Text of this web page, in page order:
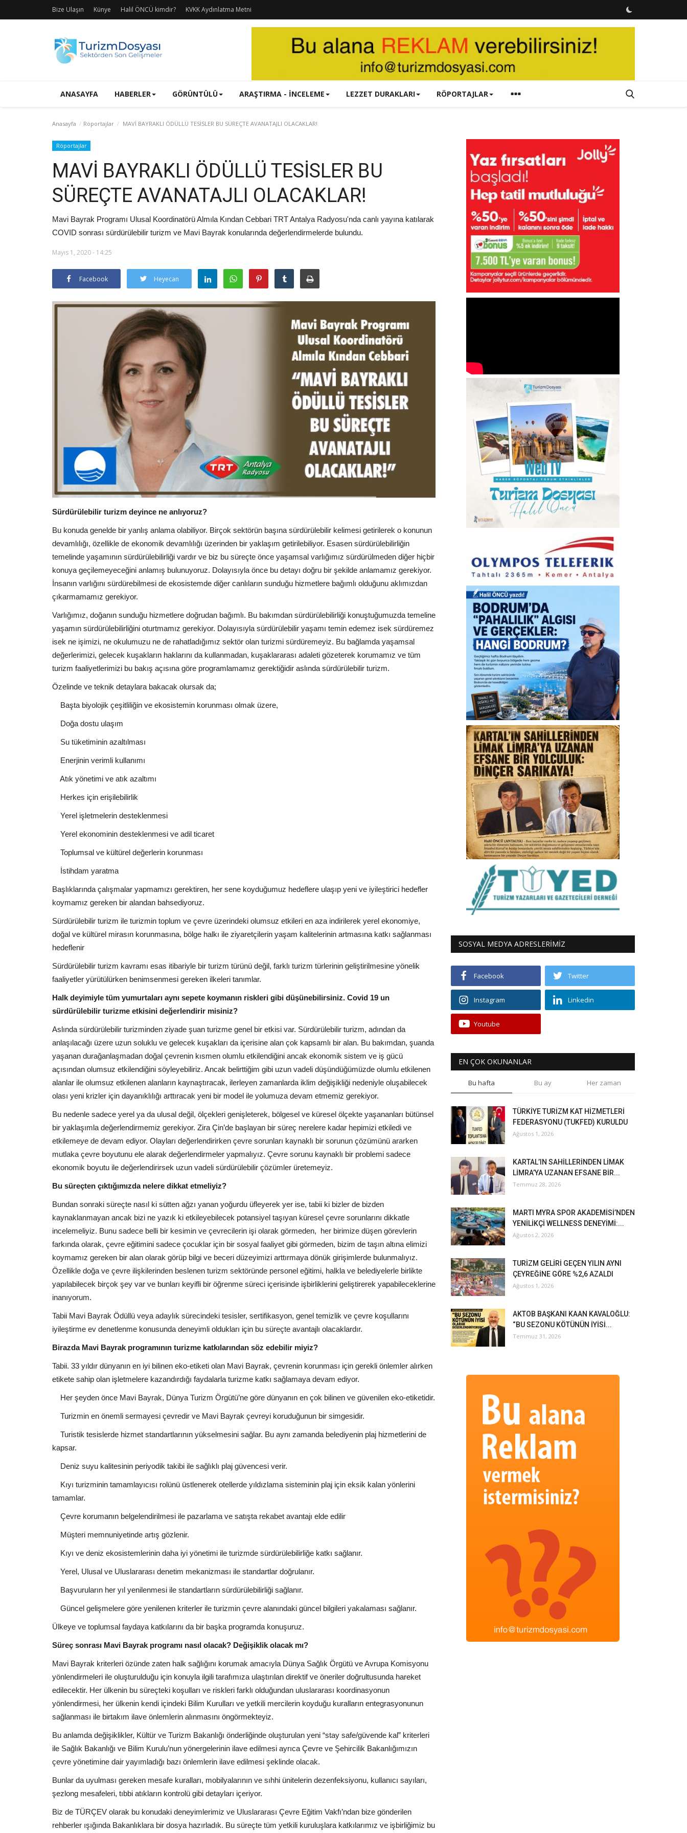
Bize Ulaşın Künye Halil ÖNCÜ kimdir? KVKK Aydınlatma Metni
ANASAYFA HABERLER GÖRÜNTÜLÜ ARAŞTIRMA - İNCELEME LEZZET DURAKLARI RÖPORTAJLAR
Anasayfa Röportajlar MAVİ BAYRAKLI ÖDÜLLÜ TESİSLER BU SÜREÇTE AVANATAJLI OLACAKLAR!
Röportajlar
MAVİ BAYRAKLI ÖDÜLLÜ TESİSLER BU
SÜREÇTE AVANATAJLI OLACAKLAR!
Mavi Bayrak Programı Ulusal Koordinatörü Almıla Kından Cebbari TRT Antalya Radyosu'nda canlı yayına katılarak
COVID sonrası sürdürülebilir turizm ve Mavi Bayrak konularında değerlendirmelerde bulundu.
Mayıs 1, 2020 - 14:25
Facebook Heyecan
Sürdürülebilir turizm deyince ne anlıyoruz?
Bu konuda genelde bir yanlış anlama olabiliyor. Birçok sektörün başına sürdürülebilir kelimesi getirilerek o konunun
devamlılığı, özellikle de ekonomik devamlılığı üzerinden bir yaklaşım getirilebiliyor. Esasen sürdürülebilirliğin
temelinde yaşamının sürdürülebilirliği vardır ve biz bu süreçte önce yaşamsal varlığımız sürdürülmeden diğer hiçbir
konuya geçilemeyeceğini anlamış bulunuyoruz. Dolayısıyla önce bu detayı doğru bir şekilde anlamamız gerekiyor.
İnsanın varlığını sürdürebilmesi de ekosistemde diğer canlıların sunduğu hizmetlere bağımlı olduğunu aklımızdan
çıkarmamamız gerekiyor.
Varlığımız, doğanın sunduğu hizmetlere doğrudan bağımlı. Bu bakımdan sürdürülebilirliği konuştuğumuzda temeline
yaşamın sürdürülebilirliğini oturtmamız gerekiyor. Dolayısıyla sürdürülebilir yaşamı temin edemez isek sürdüremez
isek ne işimizi, ne okulumuzu ne de rahatladığımız sektör olan turizmi sürdüremeyiz. Bu bağlamda yaşamsal
değerlerimizi, gelecek kuşakların haklarını da kullanmadan, kuşaklararası adaleti gözeterek korumamız ve tüm
turizm faaliyetlerimizi bu bakış açısına göre programlamamız gerektiğidir aslında sürdürülebilir turizm.
Özelinde ve teknik detaylara bakacak olursak da;
Başta biyolojik çeşitliliğin ve ekosistemin korunması olmak üzere,
Doğa dostu ulaşım
Su tüketiminin azaltılması
Enerjinin verimli kullanımı
Atık yönetimi ve atık azaltımı
Herkes için erişilebilirlik
Yerel işletmelerin desteklenmesi
Yerel ekonominin desteklenmesi ve adil ticaret
Toplumsal ve kültürel değerlerin korunması
İstihdam yaratma
Başlıklarında çalışmalar yapmamızı gerektiren, her sene koyduğumuz hedeflere ulaşıp yeni ve iyileştirici hedefler
koymamız gereken bir alandan bahsediyoruz.
Sürdürülebilir turizm ile turizmin toplum ve çevre üzerindeki olumsuz etkileri en aza indirilerek yerel ekonomiye,
doğal ve kültürel mirasın korunmasına, bölge halkı ile ziyaretçilerin yaşam kalitelerinin artmasına katkı sağlanması
hedeflenir
Sürdürülebilir turizm kavramı esas itibariyle bir turizm türünü değil, farklı turizm türlerinin geliştirilmesine yönelik
faaliyetler yürütülürken benimsenmesi gereken ilkeleri tanımlar.
Halk deyimiyle tüm yumurtaları aynı sepete koymanın riskleri gibi düşünebilirsiniz. Covid 19 un
sürdürülebilir turizme etkisini değerlendirir misiniz?
Aslında sürdürülebilir turizminden ziyade şuan turizme genel bir etkisi var. Sürdürülebilir turizm, adından da
anlaşılacağı üzere uzun soluklu ve gelecek kuşakları da içerisine alan çok kapsamlı bir alan. Bu bakımdan, şuanda
yaşanan durağanlaşmadan doğal çevrenin kısmen olumlu etkilendiğini ancak ekonomik sistem ve iş gücü
açısından olumsuz etkilendiğini söyleyebiliriz. Ancak belirttiğim gibi uzun vadeli düşündüğümüzde olumlu etkilenen
alanlar ile olumsuz etkilenen alanların kaynaştıracak, ilerleyen zamanlarda iklim değişikliği nedeniyle oluşabilecek
olası yeni krizler için dayanıklılığı arttıracak yeni bir model ile yolumuza devam etmemiz gerekiyor.
Bu nedenle sadece yerel ya da ulusal değil, ölçekleri genişleterek, bölgesel ve küresel ölçekte yaşananları bütünsel
bir yaklaşımla değerlendirmemiz gerekiyor. Zira Çin’de başlayan bir süreç nerelere kadar hepimizi etkiledi ve
etkilemeye de devam ediyor. Olayları değerlendirirken çevre sorunları kaynaklı bir sorunun çözümünü ararken
mutlaka çevre boyutunu ele alarak değerlendirmeler yapmalıyız. Çevre sorunu kaynaklı bir problemi sadece
ekonomik boyutu ile değerlendirirsek uzun vadeli sürdürülebilir çözümler üretemeyiz.
Bu süreçten çıktığımızda nelere dikkat etmeliyiz?
Bundan sonraki süreçte nasıl ki sütten ağzı yanan yoğurdu üfleyerek yer ise, tabii ki bizler de bizden
kaynaklanmayan ancak bizi ne yazık ki etkileyebilecek potansiyel taşıyan küresel çevre sorunlarını dikkatle
incelemeliyiz. Bunu sadece belli bir kesimin ve çevrecilerin işi olarak görmeden, her birimize düşen görevlerin
farkında olarak, çevre eğitimini sadece çocuklar için bir sosyal faaliyet gibi görmeden, bizim de taşın altına elimizi
koymamız gereken bir alan olarak görüp bilgi ve beceri düzeyimizi arttırmaya dönük girişimlerde bulunmalıyız.
Özellikle doğa ve çevre ilişkilerinden beslenen turizm sektöründe personel eğitimi, halkla ve belediyelerle birlikte
yapılabilecek birçok şey var ve bunları keyifli bir öğrenme süreci içerisinde işbirliklerini geliştirerek yapabileceklerine
inanıyorum.
Tabii Mavi Bayrak Ödüllü veya adaylık sürecindeki tesisler, sertifikasyon, genel temizlik ve çevre koşullarını
iyileştirme ev denetlenme konusunda deneyimli oldukları için bu süreçte avantajlı olacaklardır.
Birazda Mavi Bayrak programının turizme katkılarından söz edebilir miyiz?
Tabii. 33 yıldır dünyanın en iyi bilinen eko-etiketi olan Mavi Bayrak, çevrenin korunması için gerekli önlemler alırken
etikete sahip olan işletmelere kazandırdığı faydalarla turizme katkı sağlamaya devam ediyor.
Her şeyden önce Mavi Bayrak, Dünya Turizm Örgütü’ne göre dünyanın en çok bilinen ve güvenilen eko-etiketidir.
Turizmin en önemli sermayesi çevredir ve Mavi Bayrak çevreyi koruduğunun bir simgesidir.
Turistik tesislerde hizmet standartlarının yükselmesini sağlar. Bu aynı zamanda belediyenin plaj hizmetlerini de
kapsar.
Deniz suyu kalitesinin periyodik takibi ile sağlıklı plaj güvencesi verir.
Kıyı turizminin tamamlayıcısı rolünü üstlenerek otellerde yıldızlama sisteminin plaj için eksik kalan yönlerini
tamamlar.
Çevre korumanın belgelendirilmesi ile pazarlama ve satışta rekabet avantajı elde edilir
Müşteri memnuniyetinde artış gözlenir.
Kıyı ve deniz ekosistemlerinin daha iyi yönetimi ile turizmde sürdürülebilirliğe katkı sağlanır.
Yerel, Ulusal ve Uluslararası denetim mekanizması ile standartlar doğrulanır.
Başvuruların her yıl yenilenmesi ile standartların sürdürülebilirliği sağlanır.
Güncel gelişmelere göre yenilenen kriterler ile turizmin çevre alanındaki güncel bilgileri yakalaması sağlanır.
Ülkeye ve toplumsal faydaya katkılarını da bir başka programda konuşuruz.
Süreç sonrası Mavi Bayrak programı nasıl olacak? Değişiklik olacak mı?
Mavi Bayrak kriterleri özünde zaten halk sağlığını korumak amacıyla Dünya Sağlık Örgütü ve Avrupa Komisyonu
yönlendirmeleri ile oluşturulduğu için konuyla ilgili tarafımıza ulaştırılan direktif ve öneriler doğrultusunda hareket
edilecektir. Her ülkenin bu süreçteki koşulları ve riskleri farklı olduğundan uluslararası koordinasyonun
yönlendirmesi, her ülkenin kendi içindeki Bilim Kurulları ve yetkili mercilerin koyduğu kuralların entegrasyonunun
sağlanması ile birtakım ilave önlemlerin alınmasını öngörmekteyiz.
Bu anlamda değişiklikler, Kültür ve Turizm Bakanlığı önderliğinde oluşturulan yeni “stay safe/güvende kal” kriterleri
ile Sağlık Bakanlığı ve Bilim Kurulu’nun yönergelerinin ilave edilmesi ayrıca Çevre ve Şehircilik Bakanlığımızın
çevre yönetimine dair yayımladığı bazı önlemlerin ilave edilmesi şeklinde olacak.
Bunlar da uyulması gereken mesafe kuralları, mobilyalarının ve sıhhi ünitelerin dezenfeksiyonu, kullanıcı sayıları,
şezlong mesafeleri, tıbbi atıkların kontrolü gibi detayları içeriyor.
Biz de TÜRÇEV olarak bu konudaki deneyimlerimiz ve Uluslararası Çevre Eğitim Vakfı’ndan bize gönderilen
rehberler ışığında Bakanlıklara bir dosya hazırladık. Bu süreçte tüm yetkili kuruluşlara katkılarımız ve işbirliğimiz bu
SOSYAL MEDYA ADRESLERİMİZ
Facebook Twitter
Instagram Linkedin
Youtube
EN ÇOK OKUNANLAR
Bu hafta Bu ay Her zaman
TÜRKİYE TURİZM KAT HİZMETLERİ
FEDERASYONU (TUKFED) KURULDU
Ağustos 1, 2026
KARTAL’IN SAHİLLERİNDEN LİMAK
LİMRA’YA UZANAN EFSANE BİR...
Temmuz 28, 2026
MARTI MYRA SPOR AKADEMİSİ’NDEN
YENİLİKÇİ WELLNESS DENEYİMİ:...
Ağustos 2, 2026
TURİZM GELİRİ GEÇEN YILIN AYNI
ÇEYREĞİNE GÖRE %2,6 AZALDI
Ağustos 1, 2026
AKTOB BAŞKANI KAAN KAVALOĞLU:
“BU SEZONU KÖTÜNÜN İYİSİ...
Temmuz 31, 2026